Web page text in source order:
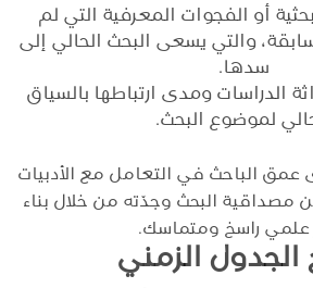
أو الفجوات المعرفية التي لم
والتي يسعى البحث الحالي إلى
سدها.
الدراسات ومدى ارتباطها بالسياق
لموضوع البحث.
عمق الباحث في التعامل مع الأدبيات
مصداقية البحث وجدّته من خلال بناء
علمي راسخ ومتماسك.
الجدول الزمني